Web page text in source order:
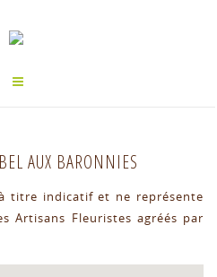
AUX BARONNIES
titre indicatif et ne représente
Artisans Fleuristes agréés par